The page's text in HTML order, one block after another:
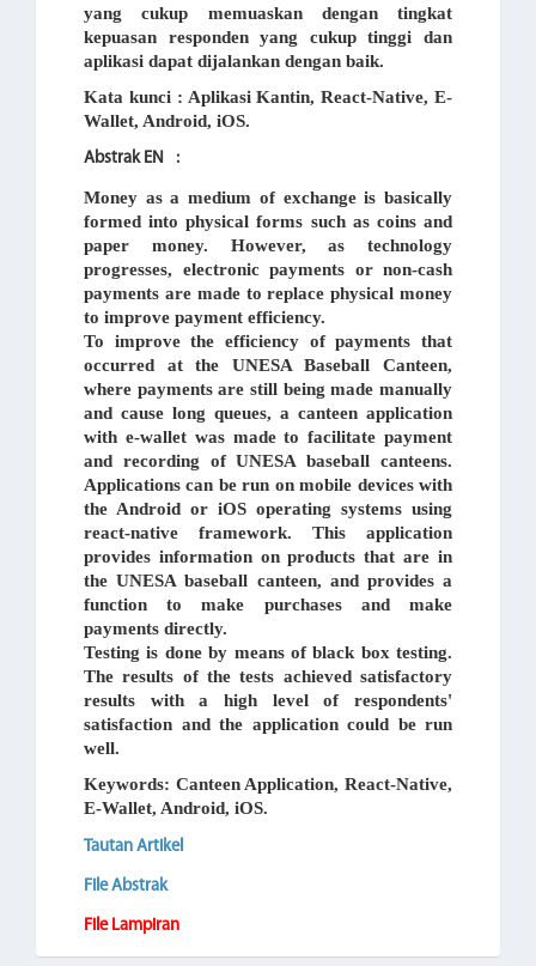
yang cukup memuaskan dengan tingkat
kepuasan responden yang cukup tinggi dan
aplikasi dapat dijalankan dengan baik.
Kata kunci: Aplikasi Kantin,React-Native, E-
Wallet, Android, iOS.
Abstrak EN :
Money as a medium of exchange is basically
formed into physical forms such as coins and
paper money. However, as technology
progresses, electronic payments or non-cash
payments are made to replace physical money
to improve payment efficiency.
To improve the efficiency of payments that
occurred at the UNESA Baseball Canteen,
where payments are still being made manually
and cause long queues, a canteen application
with e-wallet was made to facilitate payment
and recording of UNESA baseball canteens.
Applications can be run on mobile devices with
the Android or iOS operating systems using
react-native framework. This application
provides information on products that are in
the UNESA baseball canteen, and provides a
function to make purchases and make
payments directly.
Testing is done by means of black box testing.
The results of the tests achieved satisfactory
results with a high level of respondents'
satisfaction and the application could be run
well.
Keywords: Canteen Application, React-Native,
E-Wallet, Android, iOS.
Tautan Artikel
File Abstrak
File Lampiran